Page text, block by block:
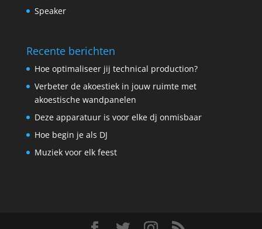
Speaker
Recente berichten
Hoe optimaliseer jij technical production?
Verbeter de akoestiek in jouw ruimte met
akoestische wandpanelen
Deze apparatuur is voor elke dj onmisbaar
Hoe begin je als DJ
Muziek voor elk feest